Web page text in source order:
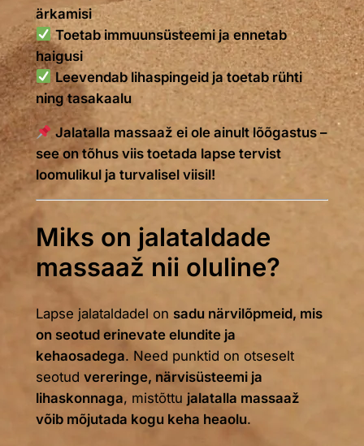
ärkamisi
Toetab immuunsüsteemi ja ennetab
haigusi
Leevendab lihaspingeid ja toetab rühti
ning tasakaalu
Jalatalla massaaž ei ole ainult lõõgastus –
see on tõhus viis toetada lapse tervist
loomulikul ja turvalisel viisil!
Miks on jalataldade
massaaž nii oluline?
Lapse jalataldadel on sadu närvilõpmeid, mis
on seotud erinevate elundite ja
kehaosadega. Need punktid on otseselt
seotud vereringe, närvisüsteemi ja
lihaskonnaga, mistõttu jalatalla massaaž
võib mõjutada kogu keha heaolu.